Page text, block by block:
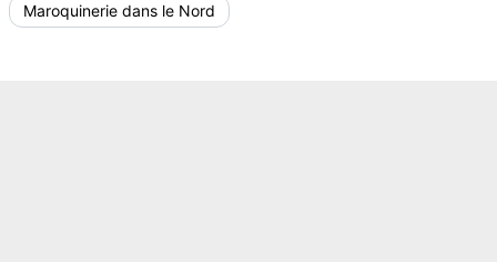
Maroquinerie dans le Nord